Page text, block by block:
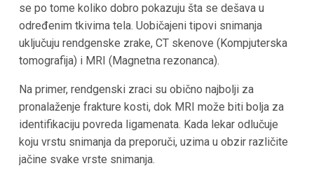
se po tome koliko dobro pokazuju šta se dešava u
određenim tkivima tela. Uobičajeni tipovi snimanja
uključuju rendgenske zrake, CT skenove (Kompjuterska
tomografija) i MRI (Magnetna rezonanca).
Na primer, rendgenski zraci su obično najbolji za
pronalaženje frakture kosti, dok MRI može biti bolja za
identifikaciju povreda ligamenata. Kada lekar odlučuje
koju vrstu snimanja da preporuči, uzima u obzir različite
jačine svake vrste snimanja.